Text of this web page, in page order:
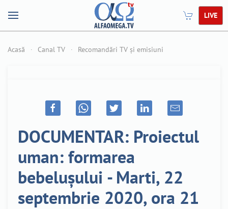
LIVE
Acasă Canal TV Recomandări TV și emisiuni
DOCUMENTAR: Proiectul
uman: formarea
bebelușului - Marti, 22
septembrie 2020, ora 21